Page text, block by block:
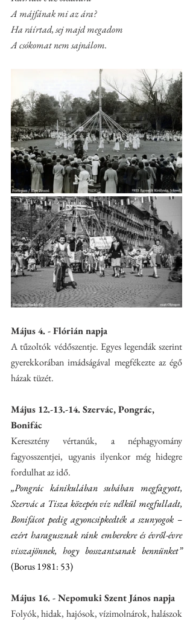
A májfának mi az ára?
Ha ráírtad, sej majd megadom
A csókomat nem sajnálom.
Május 4. - Flórián napja
A tűzoltók védőszentje. Egyes legendák szerint
gyerekkorában imádságával megfékezte az égő
házak tüzét.
Május 12.-13.-14. Szervác, Pongrác,
Bonifác
Keresztény vértanúk, a néphagyomány
fagyosszentjei, ugyanis ilyenkor még hidegre
fordulhat az idő.
„Pongrác kánikulában subában megfagyott,
Szervác a Tisza közepén víz nélkül megfulladt,
Bonifácot pedig agyoncsipkedték a szunyogok –
ezért haragusznak ránk emberekre és évről-évre
visszajönnek, hogy bosszantsanak bennünket”
(Borus 1981: 53)
Május 16. - Nepomuki Szent János napja
Folyók, hidak, hajósok, vízimolnárok, halászok